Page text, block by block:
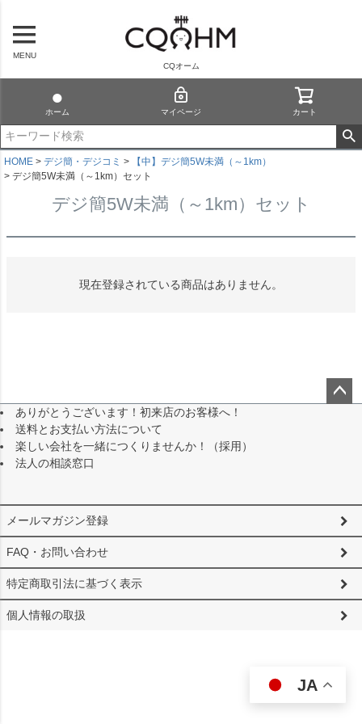
MENU
CQオーム
ホーム マイページ カート
JA
HOME デジ簡・デジコミ
【中】デジ簡5W未満（～1km）
デジ簡5W未満（～1km）セット
デジ簡5W未満（～1km）セット
現在登録されている商品はありません。
ありがとうございます！初来店のお客様へ！
送料とお支払い方法について
楽しい会社を一緒につくりませんか！（採用）
法人の相談窓口
メールマガジン登録
FAQ・お問い合わせ
特定商取引法に基づく表示
個人情報の取扱